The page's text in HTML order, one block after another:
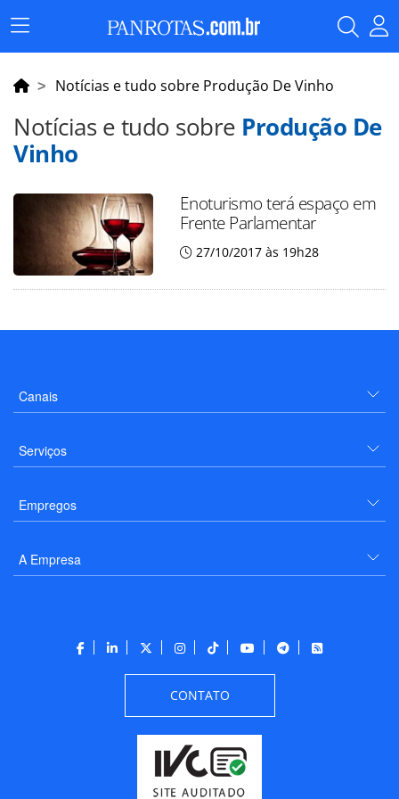
Menu
Principal
Notícias e tudo sobre Produção De Vinho
Notícias e tudo sobre Produção De
Vinho
Enoturismo terá espaço em
Frente Parlamentar
27/10/2017 às 19h28
Canais
Serviços
Empregos
A Empresa
CONTATO